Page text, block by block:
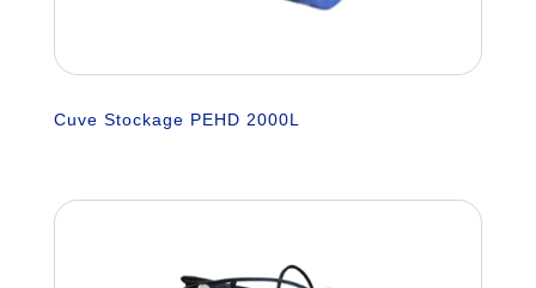
Cuve Stockage PEHD 2000L